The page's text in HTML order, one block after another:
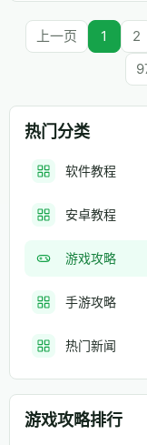
上一页 1 2
热门分类
软件教程
安卓教程
游戏攻略
手游攻略
热门新闻
游戏攻略排行